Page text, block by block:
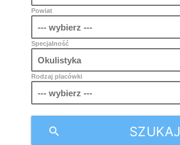
Powiat
Specjalność
Rodzaj placówki
SZUKAJ
search